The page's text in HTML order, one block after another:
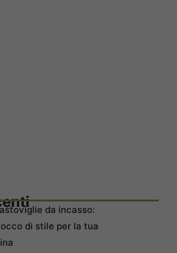
da incasso:
di stile per la tua